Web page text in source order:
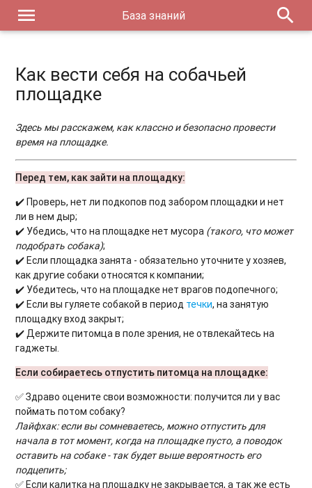
menu База знаний search
Как вести себя на собачьей
площадке
Здесь мы расскажем, как классно и безопасно провести
время на площадке.
Перед тем, как зайти на площадку:
✔️Проверь, нет ли подкопов под забором площадки и нет
ли в нем дыр;
✔️ Убедись, что на площадке нет мусора (такого, что может
подобрать собака);
✔️​Если площадка занята - обязательно уточните у хозяев,
как другие собаки относятся к компании;
✔️ Убедитесь, что на площадке нет врагов подопечного;
✔️​Если вы гуляете собакой в период течки, на занятую
площадку вход закрыт;
✔️​Держите питомца в поле зрения, не отвлекайтесь на
гаджеты.
Если собираетесь отпустить питомца на площадке:
✅​Здраво оцените свои возможности: получится ли у вас
поймать потом собаку?
Лайфхак: если вы сомневаетесь, можно отпустить для
начала в тот момент, когда на площадке пусто, а поводок
оставить на собаке - так будет выше вероятность его
подцепить;
✅​Если калитка на площадку не закрывается, а так же есть